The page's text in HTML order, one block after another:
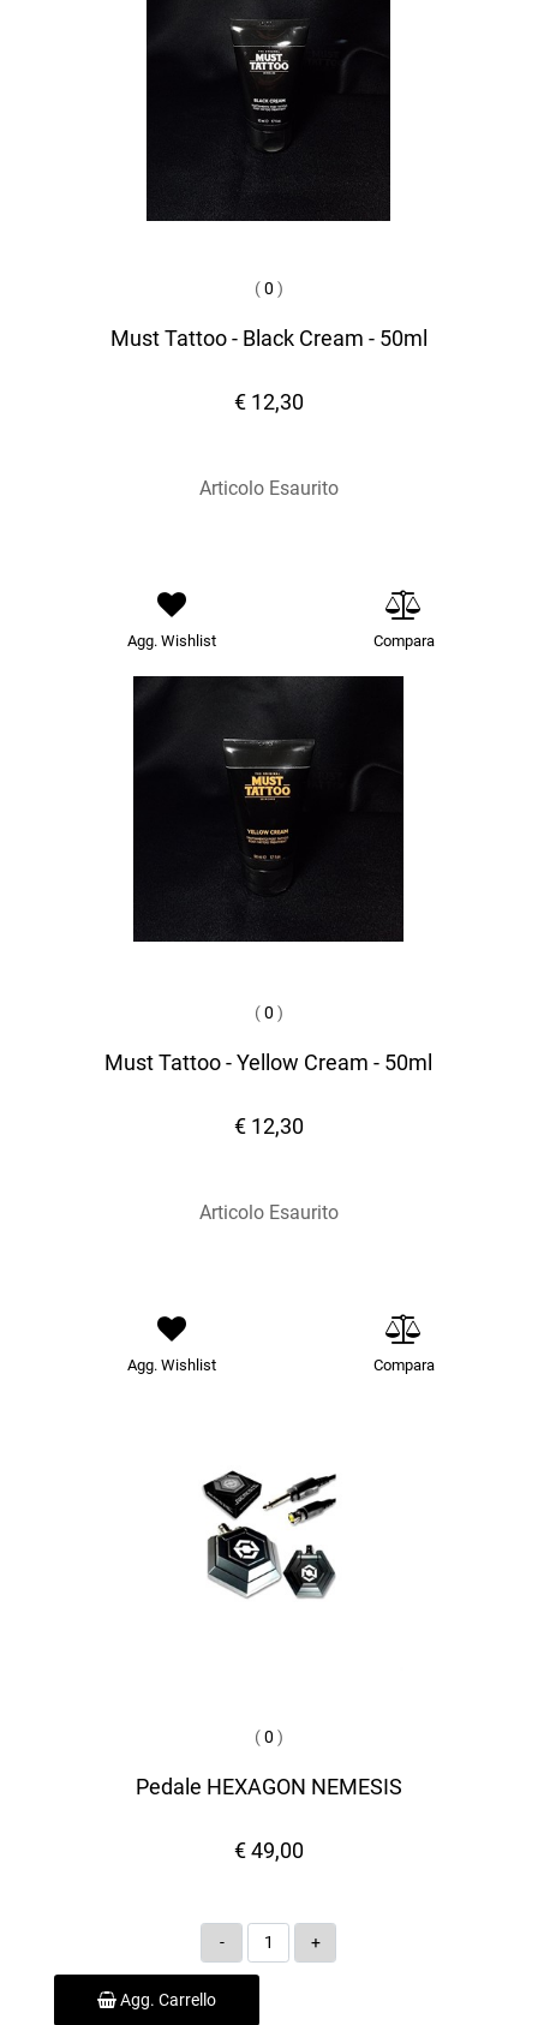
(0 )
Must Tattoo - Black Cream - 50ml
€ 12,30
Articolo Esaurito
Agg. Wishlist Compara
(0 )
Must Tattoo - Yellow Cream - 50ml
€ 12,30
Articolo Esaurito
Agg. Wishlist Compara
(0 )
Pedale HEXAGON NEMESIS
€ 49,00
Quantità
Agg. Carrello